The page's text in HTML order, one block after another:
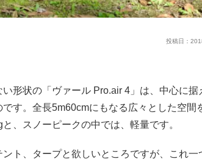
投稿日：
形状の「ヴァール Pro.air 4」は、中心に据
です。全長5m60cmにもなる広々とした空間
、スノーピークの中では、軽量です。
ト、タープと欲しいところですが、これ一